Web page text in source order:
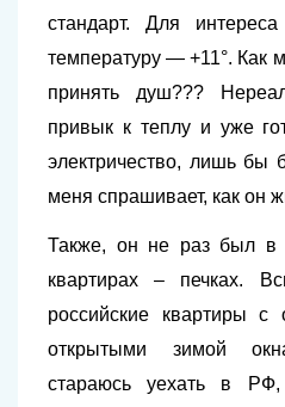
стандарт. Для
температуру — +11°. Как
принять душ???
привык к теплу и уже
электричество, лишь бы
меня спрашивает, как он
Также, он не раз был
квартирах – печках.
российские квартиры
открытыми зимой
стараюсь уехать в РФ,